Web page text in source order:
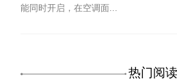
能同时开启，在空调面...
热门阅读